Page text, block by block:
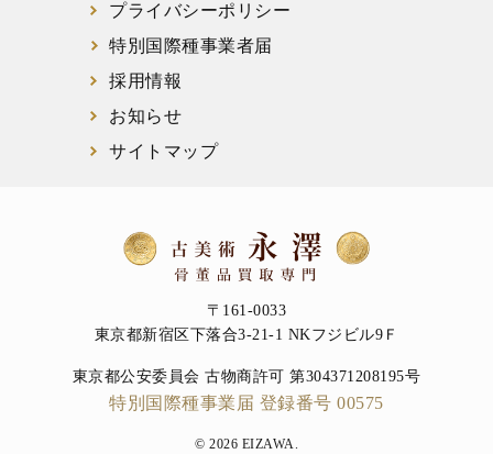
プライバシーポリシー
特別国際種事業者届
採用情報
お知らせ
サイトマップ
〒161-0033
東京都新宿区下落合3-21-1 NKフジビル9Ｆ
東京都公安委員会 古物商許可 第304371208195号
特別国際種事業届 登録番号 00575
© 2026 EIZAWA.